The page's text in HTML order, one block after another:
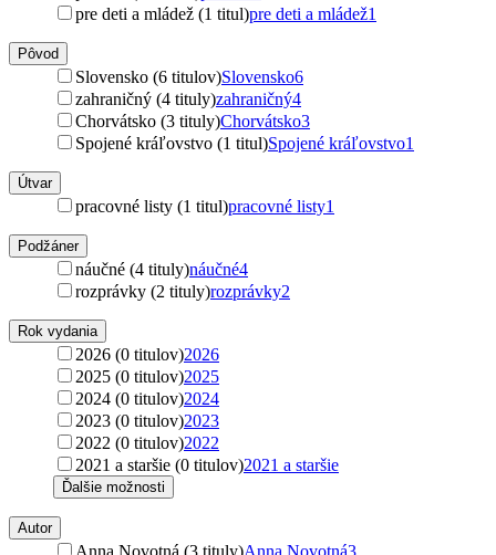
pre deti a mládež (1 titul)pre deti a mládež1
Pôvod
Slovensko (6 titulov)Slovensko6
zahraničný (4 tituly)zahraničný4
Chorvátsko (3 tituly)Chorvátsko3
Spojené kráľovstvo (1 titul)Spojené kráľovstvo1
Útvar
pracovné listy (1 titul)pracovné listy1
Podžáner
náučné (4 tituly)náučné4
rozprávky (2 tituly)rozprávky2
Rok vydania
2026 (0 titulov)2026
2025 (0 titulov)2025
2024 (0 titulov)2024
2023 (0 titulov)2023
2022 (0 titulov)2022
2021 a staršie (0 titulov)2021 a staršie
Ďalšie možnosti
Autor
Anna Novotná (3 tituly)Anna Novotná3